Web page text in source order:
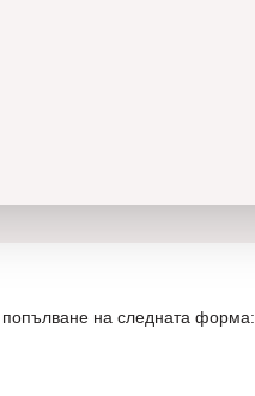
на следната форма: